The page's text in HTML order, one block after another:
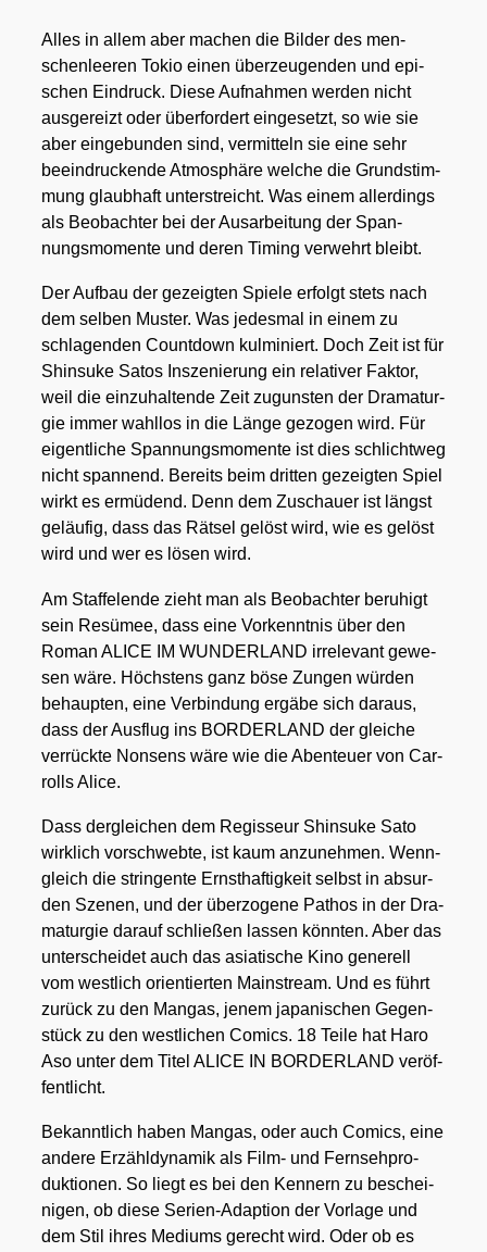
Alles in allem aber machen die Bil­der des men­
schen­lee­ren Tokio einen über­zeu­gen­den und epi­
schen Ein­druck. Die­se Auf­nah­men wer­den nicht
aus­ge­reizt oder über­for­dert ein­ge­setzt, so wie sie
aber ein­ge­bun­den sind, ver­mit­teln sie eine sehr
beein­dru­cken­de Atmo­sphä­re wel­che die Grund­stim­
mung glaub­haft unter­streicht. Was einem aller­dings
als Beob­ach­ter bei der Aus­ar­bei­tung der Span­
nungs­mo­men­te und deren Timing ver­wehrt bleibt.
Der Auf­bau der gezeig­ten Spie­le erfolgt stets nach
dem sel­ben Mus­ter. Was jedes­mal in einem zu
schla­gen­den Count­down kul­mi­niert. Doch Zeit ist für
Shin­suke Satos Insze­nie­rung ein rela­ti­ver Fak­tor,
weil die ein­zu­hal­ten­de Zeit zuguns­ten der Dra­ma­tur­
gie immer wahl­los in die Län­ge gezo­gen wird. Für
eigent­li­che Span­nungs­mo­men­te ist dies schlicht­weg
nicht span­nend. Bereits beim drit­ten gezeig­ten Spiel
wirkt es ermü­dend. Denn dem Zuschau­er ist längst
geläu­fig, dass das Rät­sel gelöst wird, wie es gelöst
wird und wer es lösen wird.
Am Staf­fel­en­de zieht man als Beob­ach­ter beru­higt
sein Resü­mee, dass eine Vor­kennt­nis über den
Roman ALICE IM WUNDERLAND irrele­vant gewe­
sen wäre. Höchs­tens ganz böse Zun­gen wür­den
behaup­ten, eine Ver­bin­dung ergä­be sich dar­aus,
dass der Aus­flug ins BORDERLAND der glei­che
ver­rück­te Non­sens wäre wie die Aben­teu­er von Car­
rolls Ali­ce.
Dass der­glei­chen dem Regis­seur Shin­suke Sato
wirk­lich vor­schweb­te, ist kaum anzu­neh­men. Wenn­
gleich die strin­gen­te Ernst­haf­tig­keit selbst in absur­
den Sze­nen, und der über­zo­ge­ne Pathos in der Dra­
ma­tur­gie dar­auf schlie­ßen las­sen könn­ten. Aber das
unter­schei­det auch das asia­ti­sche Kino gene­rell
vom west­lich ori­en­tier­ten Main­stream. Und es führt
zurück zu den Man­gas, jenem japa­ni­schen Gegen­
stück zu den west­li­chen Comics. 18 Tei­le hat Haro
Aso unter dem Titel ALICE IN BORDERLAND ver­öf­
fent­licht.
Bekannt­lich haben Man­gas, oder auch Comics, eine
ande­re Erzähl­dy­na­mik als Film- und Fern­seh­pro­
duk­tio­nen. So liegt es bei den Ken­nern zu beschei­
ni­gen, ob die­se Seri­en-Adap­ti­on der Vor­la­ge und
dem Stil ihres Medi­ums gerecht wird. Oder ob es